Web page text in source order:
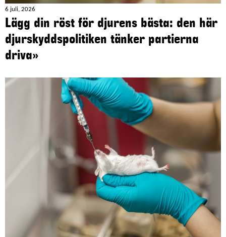
6 juli, 2026
Lägg din röst för djurens bästa: den här
djurskyddspolitiken tänker partierna
driva»